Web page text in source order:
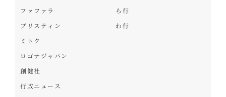
ファファラ
プリスティン
ミトク
ロゴナジャパン
創健社
行政ニュース
ら行
わ行